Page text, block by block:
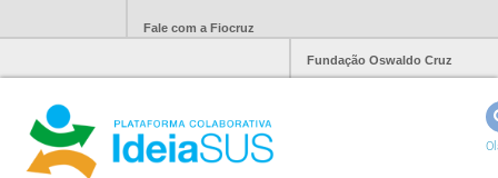
Fale com a Fiocruz
Fundação Oswaldo Cruz